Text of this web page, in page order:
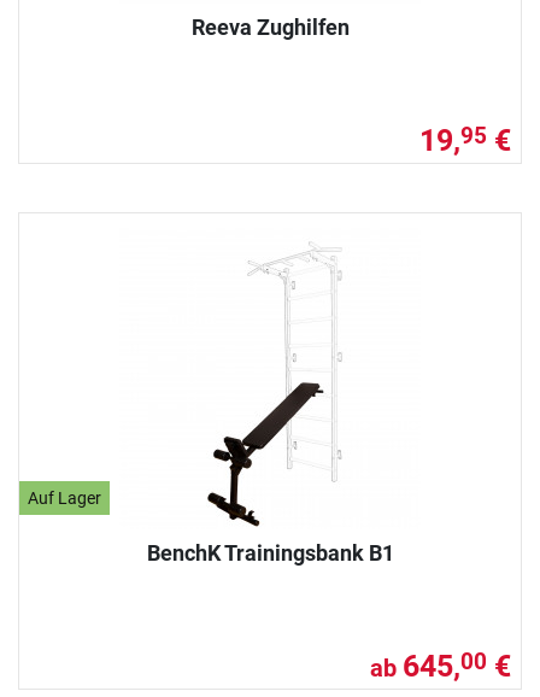
Reeva Zughilfen
19,95 €
Auf Lager
BenchK Trainingsbank B1
ab 645,00 €